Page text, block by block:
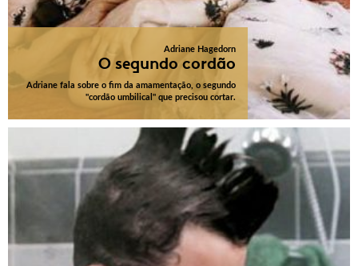
Adriane Hagedorn
O segundo cordão
Adriane fala sobre o fim da amamentação, o segundo
"cordão umbilical" que precisou cortar.